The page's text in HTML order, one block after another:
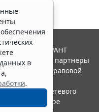
в
.
Система ГАРАНТ
"Гарант" и ее партнеры
ассоциации правовой
в качестве сетевого
надзору в сфере